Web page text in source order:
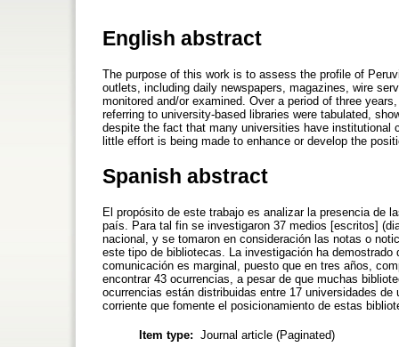
English abstract
The purpose of this work is to assess the profile of
outlets, including daily newspapers, magazines, wire
monitored and/or examined. Over a period of three
referring to university-based libraries were tabulated,
despite the fact that many universities have
little effort is being made to enhance or develop the
Spanish abstract
El propósito de este trabajo es analizar la presencia de
país. Para tal fin se investigaron 37 medios [escritos]
nacional, y se tomaron en consideración las notas o
este tipo de bibliotecas. La investigación ha
comunicación es marginal, puesto que en tres años,
encontrar 43 ocurrencias, a pesar de que muchas
ocurrencias están distribuidas entre 17 universidades
corriente que fomente el posicionamiento de estas
Item type: Journal article (Paginated)